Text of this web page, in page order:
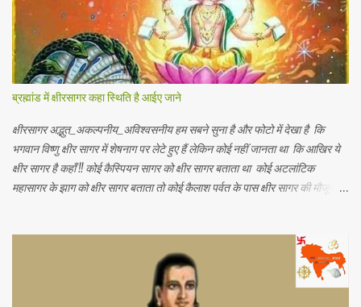
क्रियाओं पर पड़ने वाले प्रभावों का अध्ययन होता है। 2. रूरबैक के शब्दों में - "आर्थिक
भूगोल एक क्षेत्र के आर्थिक जीवन क वर्णन है, जिसके अन्तर्गत भौगोलिक वातावरण के
नियंत्रण या प्रभाव को आर्थिक जन जीवन पर देखा जा सकें। " 3. आर. ई मरफी के
अनुसार -" आर्थिक भूगोल मनुष्य के जीवकोपार्जन की विधियों में से एक स्था...
ब्रह्मांड में क्षीरसागर कहा स्थिति है आईए जाने
क्षीरसागर अद्भुत_अकल्पनीय_अविश्वसनीय हम सबने सुना है और फोटो में देखा है कि
भगवान विष्णु क्षीर सागर में शेषनाग पर लेटे हुए हैं लेकिन कोई नहीं जानता था कि आखिर ये
क्षीर सागर है कहाँ !! कोई कैस्पियन सागर को क्षीर सागर बताता था कोई अटलांटिक
महासागर के झाग को क्षीर सागर बताता तो कोई कैलाश पर्वत के पास क्षीर सागर की मौजूदगी
बड़ा है जिसमें पृथ्वी पर मौजूद कुल पानी से 140 ट्रिलियन गुणा अधिक पानी है (1
ट्रिलियन = 1 लाख करोड़) अंतरिक्ष में पानी का ये असीमित महासागर हमारी पृथ्वी से
लगभग 12 अरब प्रकाश वर्ष दूर है (1 प्रकाश वर्ष = 1 साल में प्रकाश जितनी दूरी तय कर
पाती है) जहाँ यह सैकड़ों प्रकाश वर्ष के क्षेत्र में फैला हुआ है जिसकी खोज खगोलविदों की